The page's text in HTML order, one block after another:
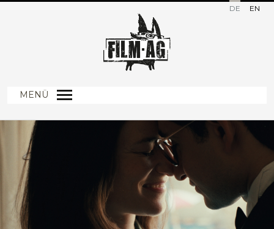
DE EN
MENÜ